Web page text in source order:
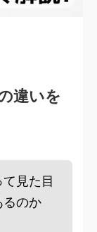
違いを
て見た目
るのか